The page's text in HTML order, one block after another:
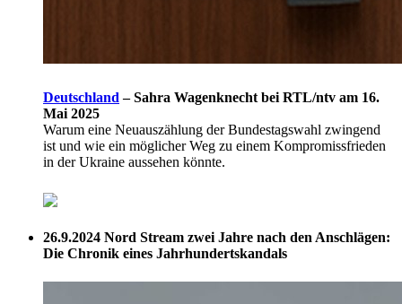
Deutschland – Sahra Wagenknecht bei RTL/ntv am 16.
Mai 2025
Warum eine Neuauszählung der Bundestagswahl zwingend
ist und wie ein möglicher Weg zu einem Kompromissfrieden
in der Ukraine aussehen könnte.
26.9.2024 Nord Stream zwei Jahre nach den Anschlägen:
Die Chronik eines Jahrhundertskandals